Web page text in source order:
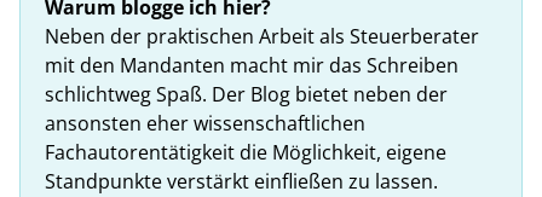
Warum blogge ich hier?
Neben der praktischen Arbeit als Steuerberater
mit den Mandanten macht mir das Schreiben
schlichtweg Spaß. Der Blog bietet neben der
ansonsten eher wissenschaftlichen
Fachautorentätigkeit die Möglichkeit, eigene
Standpunkte verstärkt einfließen zu lassen.